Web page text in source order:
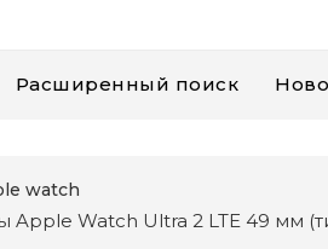
Расширенный поиск
watch
Apple Watch Ultra 2 LTE 49 мм